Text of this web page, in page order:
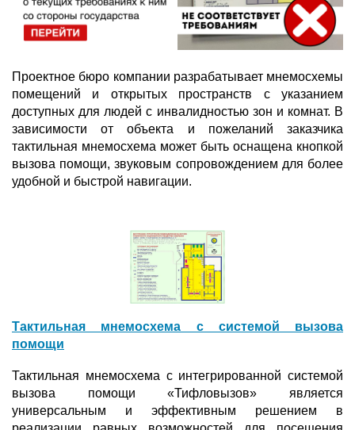
Проектное бюро компании разрабатывает мнемосхемы
помещений и открытых пространств с указанием
доступных для людей с инвалидностью зон и комнат. В
зависимости от объекта и пожеланий заказчика
тактильная мнемосхема может быть оснащена кнопкой
вызова помощи, звуковым сопровождением для более
удобной и быстрой навигации.
Тактильная мнемосхема с системой вызова
помощи
Тактильная мнемосхема с интегрированной системой
вызова помощи «Тифловызов» является
универсальным и эффективным решением в